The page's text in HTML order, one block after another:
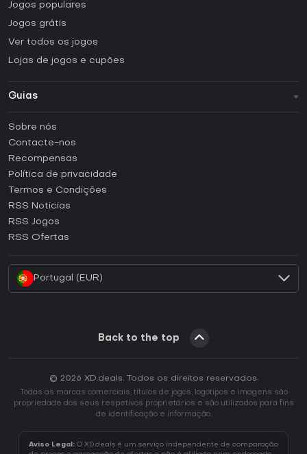
Jogos populares
Jogos grátis
Ver todos os jogos
Lojas de jogos e cupões
Guias
Como ativar uma CD Key Steam?
Como ativar uma CD Key Epic Games?
Como ativar uma CD Key GOG?
Como ativar uma CD Key Ubisoft Connect?
Sobre nós
Contacte-nos
Recompensas
Política de privacidade
Termos e Condições
RSS Noticias
RSS Jogos
RSS Ofertas
Portugal (EUR)
Back to the top
© 2026 XD.deals. Todos os direitos reservados.
Todas as marcas comerciais, títulos de jogos, logótipos e imagens são
propriedade dos seus respetivos proprietários e são utilizados para fins
de identificação e informação.
Aviso Legal: O XD.deals é um serviço independente de comparação